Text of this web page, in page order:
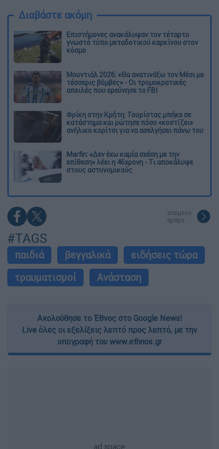
Διαβάστε ακόμη
Επιστήμονες ανακάλυψαν τον τέταρτο
γνωστό τύπο μεταδοτικού καρκίνου στον
κόσμο
Μουντιάλ 2026: «Θα ανατινάξω τον Μέσι με
τέσσερις βόμβες» - Οι τρομοκρατικές
απειλές που ερεύνησε το FBI
Φρίκη στην Κρήτη: Τουρίστας μπήκε σε
κατάστημα και ρώτησε πόσο «κοστίζει»
ανήλικο κορίτσι για να ασελγήσει πάνω του
Marfin: «Δεν έχω καμία σχέση με την
επίθεση» λέει η 46χρονη - Τι αποκάλυψε
στους αστυνομικούς
επόμενο
άρθρο
#TAGS
παιδιά βεγγαλικά
ειδήσεις τώρα
τραυματισμοί
Ανάσταση
Ακολούθησε το Έθνος στο Google News!
Live όλες οι εξελίξεις λεπτό προς λεπτό, με την
υπογραφή του www.ethnos.gr